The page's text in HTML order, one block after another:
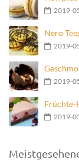
2019-
Nero
2019-
2019-
Früchte-
2019-